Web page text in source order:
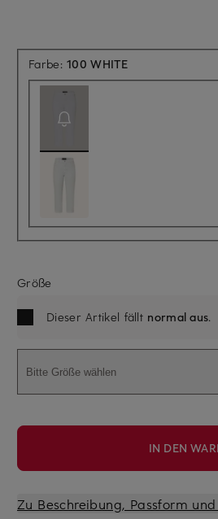
Farbe:100 WHITEAktuell nicht
Größe
Dieser Artikel fällt normal aus.
Bitte Größe wählen
IN DEN
Zu Beschreibung, Passform